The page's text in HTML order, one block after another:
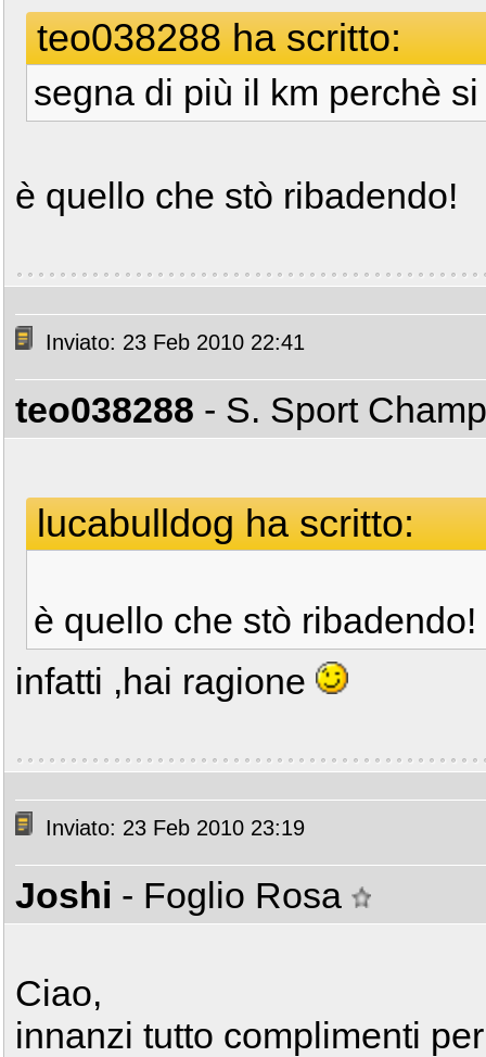
teo038288 ha scritto:
segna di più il km perchè
è quello che stò ribadendo!
Inviato: 23 Feb 2010 22:41
teo038288 - S. Sport
lucabulldog ha scritto:
è quello che stò ribadendo!
infatti ,hai ragione
Inviato: 23 Feb 2010 23:19
Joshi - Foglio Rosa
Ciao,
innanzi tutto complimenti